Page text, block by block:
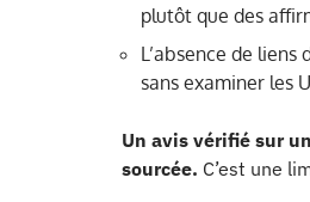
plutôt que des
L’absence de
sans examiner les
Un avis vérifié sur
sourcée. C’est une